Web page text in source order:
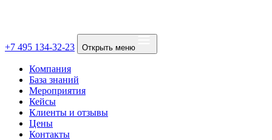
+7 495 134-32-23 Открыть меню
Компания
База знаний
Мероприятия
Кейсы
Клиенты и отзывы
Цены
Контакты